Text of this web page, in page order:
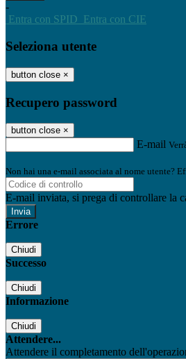
-
Entra con SPID Entra con CIE
Seleziona utente
button close ×
Recupero password
button close ×
E-mail
Non hai una e-mail associata al nome utente?
E-mail inviata, si prega di controllare la
Errore
Chiudi
Successo
Chiudi
Informazione
Chiudi
Attendere...
Attendere il completamento